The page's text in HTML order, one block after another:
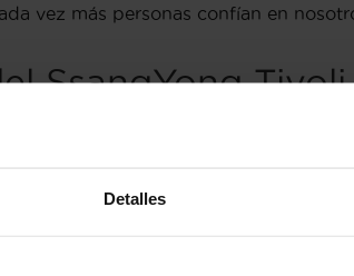
Detalles
vez más personas confían en
SsangYong
Ciudad Real
, estás de
una cuidada selección de Tivoli
, que
que no escatima en confort.